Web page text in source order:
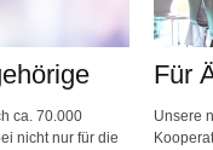
ca. 70.000
nicht nur für die
Für
Unsere